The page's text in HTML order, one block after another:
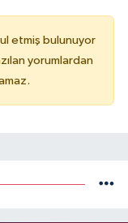
etmiş bulunuyor
yorumlardan